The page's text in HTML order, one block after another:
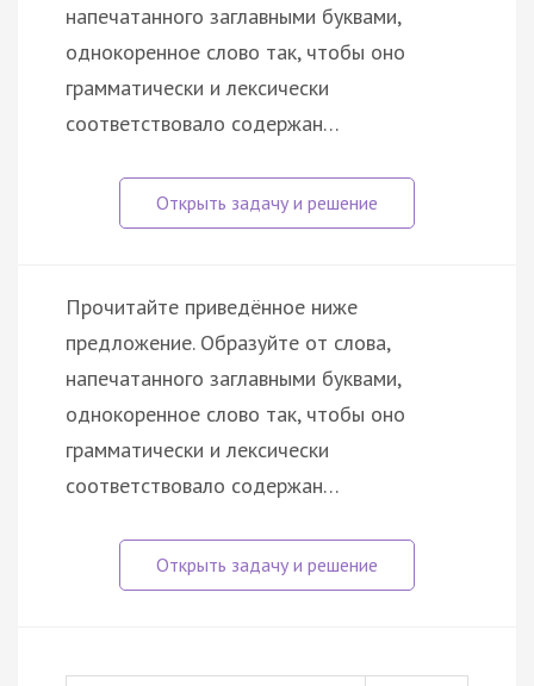
напечатанного заглавными буквами,
однокоренное слово так, чтобы оно
грамматически и лексически
соответствовало содержан…
Прочитайте приведённое ниже
предложение. Образуйте от слова,
напечатанного заглавными буквами,
однокоренное слово так, чтобы оно
грамматически и лексически
соответствовало содержан…